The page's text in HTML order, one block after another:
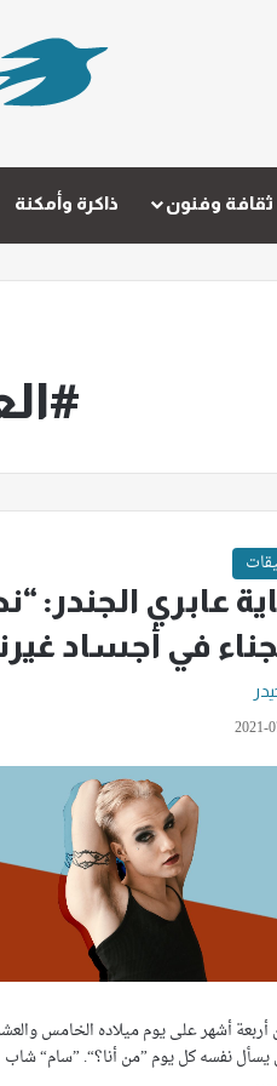
ثقافة وفنون ذاكرة وأمكنة
عابري الجندر:
في أجساد
2021-
أشهر على يوم ميلاده الخامس
يسأل نفسه كل يوم ”من أنا؟“. ”سام“ شاب